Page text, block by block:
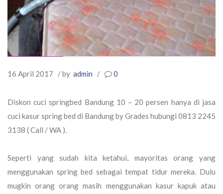
16 April 2017 / by admin / 0
Diskon cuci springbed Bandung 10 – 20 persen hanya di jasa
cuci kasur spring bed di Bandung by Grades hubungi 0813 2245
3138 ( Call / WA ).
Seperti yang sudah kita ketahui, mayoritas orang yang
menggunakan spring bed sebagai tempat tidur mereka. Dulu
mugkin orang orang masih menggunakan kasur kapuk atau